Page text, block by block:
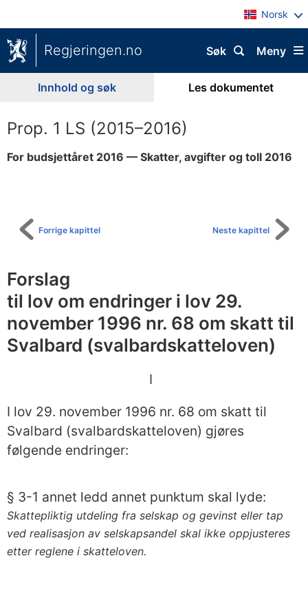
Norsk
Regjeringen.no Meny
Søk
Innhold og søk Les dokumentet
Prop. 1 LS (2015–2016)
For budsjettåret 2016 — Skatter, avgifter og toll 2016
Neste kapittel
Forrige kapittel
Forslag
til lov om endringer i lov 29.
november 1996 nr. 68 om skatt til
Svalbard (svalbardskatteloven)
I
I lov 29. november 1996 nr. 68 om skatt til
Svalbard (svalbardskatteloven) gjøres
følgende endringer:
§ 3-1 annet ledd annet punktum skal lyde:
Skattepliktig utdeling fra selskap og gevinst eller tap
ved realisasjon av selskapsandel skal ikke oppjusteres
etter reglene i skatteloven.